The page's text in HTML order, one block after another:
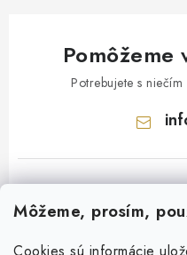
Môžeme, prosím,
Pomôžeme
Potrebujete s